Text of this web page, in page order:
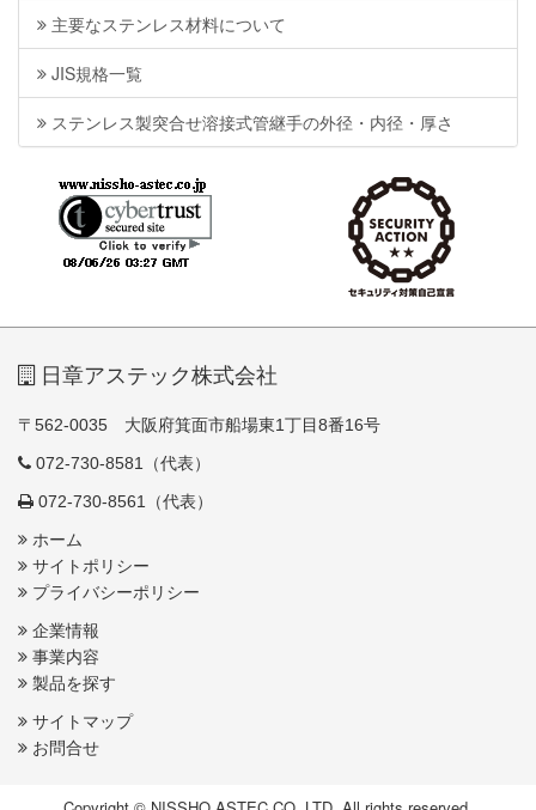
主要なステンレス材料について
JIS規格一覧
ステンレス製突合せ溶接式管継手の外径・内径・厚さ
日章アステック株式会社
〒562-0035 大阪府箕面市船場東1丁目8番16号
072-730-8581（代表）
072-730-8561（代表）
ホーム
サイトポリシー
プライバシーポリシー
企業情報
事業内容
製品を探す
サイトマップ
お問合せ